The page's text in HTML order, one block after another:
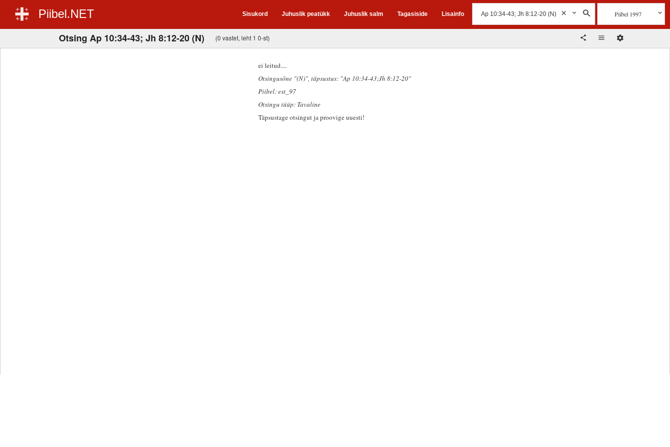
Piibel.NET Sisukord Juhuslik peatükk Juhuslik salm Tagasiside Lisainfo Piibel 1997
Otsing Ap 10:34-43; Jh 8:12-20 (N) (0 vastet, leht 1 0-st)
ei leitud....
Otsingusõne "(N)" , täpsustus: "Ap 10:34-43;Jh 8:12-20"
Piibel: est_97
Otsingu tüüp: Tavaline
Täpsustage otsingut ja proovige uuesti!